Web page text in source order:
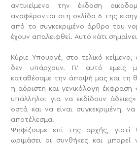
αντικείμενο την έκδοση
αναφέρονται στη σελίδα 6 της
από το συγκεκριμένο άρθρο του
έχουν απαλειφθεί. Αυτό κάτι
Κύριε Υπουργέ, στο τελικό
δεν υπάρχουν. Γι’ αυτό εμείς
καταθέσαμε την άποψή μας και τη
η αόριστη και γενικόλογη έκφραση
υπάλληλοι για να εκδίδουν
οστά και να είναι συγκεκριμένη, να
αποτέλεσμα.
Ψηφίζουμε επί της αρχής, γιατί
ωριμάσει οι συνθήκες και μπορεί